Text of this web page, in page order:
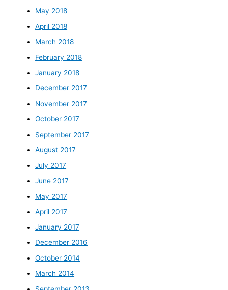
May 2018
April 2018
March 2018
February 2018
January 2018
December 2017
November 2017
October 2017
September 2017
August 2017
July 2017
June 2017
May 2017
April 2017
January 2017
December 2016
October 2014
March 2014